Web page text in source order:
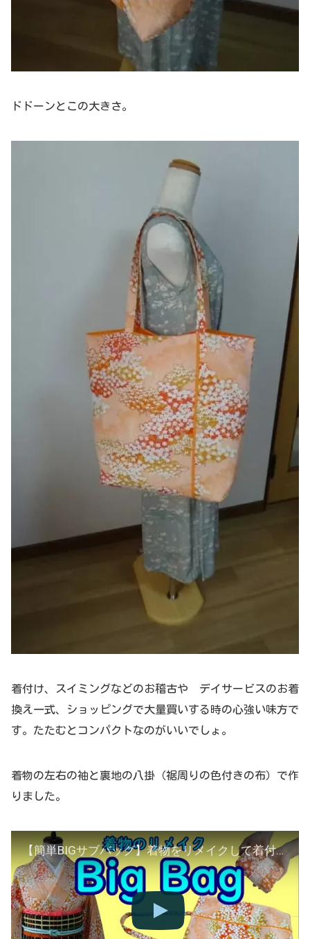
ドドーンとこの大きさ。
着付け、スイミングなどのお稽古や デイサービスのお着
換え一式、ショッピングで大量買いする時の心強い味方で
す。たたむとコンパクトなのがいいでしょ。
着物の左右の袖と裏地の八掛（裾周りの色付きの布）で作
りました。
【簡単BIGサブバッグ】着物をリメイクして着付けセット全部入る大きいエコバッグを作るよ